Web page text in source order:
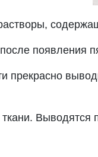
появления
прекрасно
ткани.